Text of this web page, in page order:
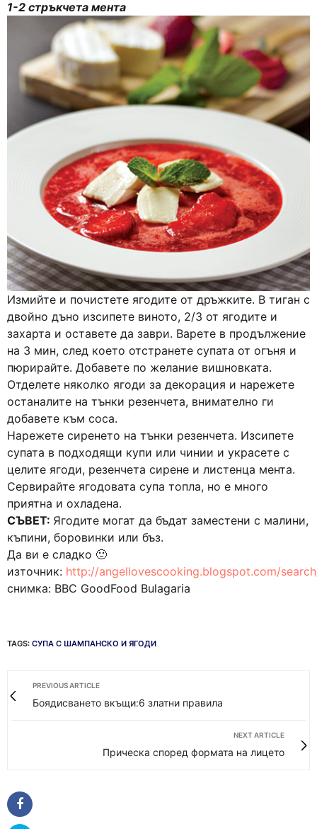
1-2 стръкчета мента
Измийте и почистете ягодите от дръжките. В тиган с
двойно дъно изсипете виното, 2/3 от ягодите и
захарта и оставете да заври. Варете в продължение
на 3 мин, след което отстранете супата от огъня и
пюрирайте. Добавете по желание вишновката.
Отделете няколко ягоди за декорация и нарежете
останалите на тънки резенчета, внимателно ги
добавете към соса.
Нарежете сиренето на тънки резенчета. Изсипете
супата в подходящи купи или чинии и украсете с
целите ягоди, резенчета сирене и листенца мента.
Сервирайте ягодовата супа топла, но е много
приятна и охладена.
СЪВЕТ: Ягодите могат да бъдат заместени с малини,
къпини, боровинки или бъз.
Да ви е сладко 🙂
източник: http://angellovescooking.blogspot.com/search/
снимка: BBC GoodFood Bulagaria
TAGS: СУПА С ШАМПАНСКО И ЯГОДИ
PREVIOUS ARTICLE
Боядисването вкъщи:6 златни правила
NEXT ARTICLE
Прическа според формата на лицето